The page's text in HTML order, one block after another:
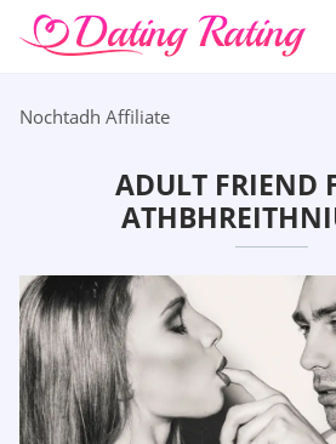
Nochtadh Affiliate
ADULT FRIEND